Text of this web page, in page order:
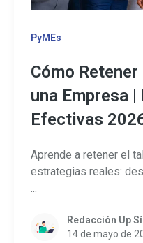
PyMEs
Cómo
una Empresa
Efectivas
Aprende a retener el
estrategias reales:
...
Redacción Up
14 de mayo de